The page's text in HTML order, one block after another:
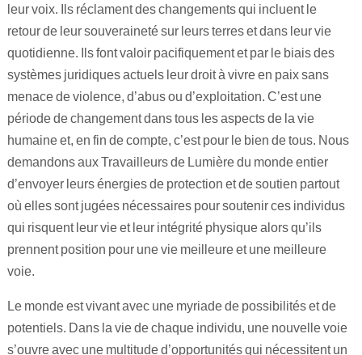
leur voix. Ils réclament des changements qui incluent le
retour de leur souveraineté sur leurs terres et dans leur vie
quotidienne. Ils font valoir pacifiquement et par le biais des
systèmes juridiques actuels leur droit à vivre en paix sans
menace de violence, d’abus ou d’exploitation. C’est une
période de changement dans tous les aspects de la vie
humaine et, en fin de compte, c’est pour le bien de tous. Nous
demandons aux Travailleurs de Lumière du monde entier
d’envoyer leurs énergies de protection et de soutien partout
où elles sont jugées nécessaires pour soutenir ces individus
qui risquent leur vie et leur intégrité physique alors qu’ils
prennent position pour une vie meilleure et une meilleure
voie.
Le monde est vivant avec une myriade de possibilités et de
potentiels. Dans la vie de chaque individu, une nouvelle voie
s’ouvre avec une multitude d’opportunités qui nécessitent un